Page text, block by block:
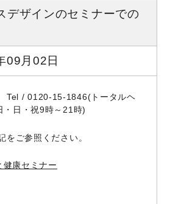
デザインのセミナーでの
09月02日
Tel / 0120-15-1846(トータルヘ
・日・祝9時～21時)
をご参照ください。
康セミナー